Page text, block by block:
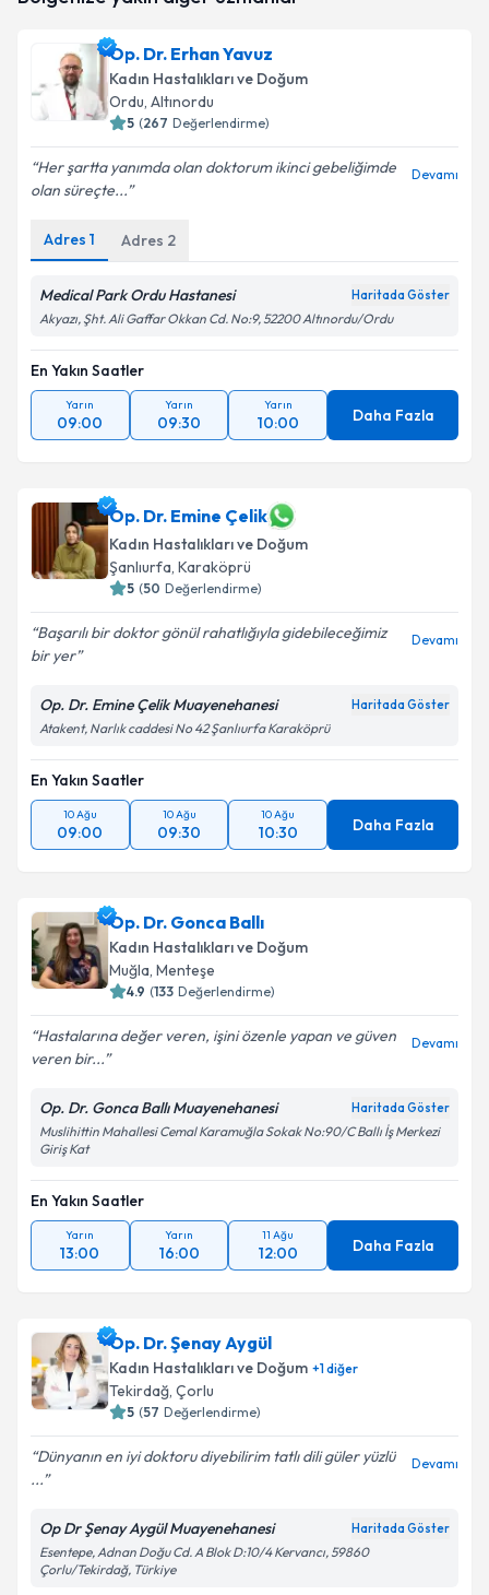
Op. Dr. Erhan Yavuz
Kadın Hastalıkları ve Doğum
Ordu, Altınordu
5 (267 Değerlendirme)
Her şartta yanımda olan doktorum ikinci gebeliğimde
olan süreçte...
Devamı
Adres 1 Adres 2
Medical Park Ordu Hastanesi Haritada Göster
Akyazı, Şht. Ali Gaffar Okkan Cd. No:9, 52200 Altınordu/Ordu
En Yakın Saatler
Yarın
09:00
Yarın
09:30
Yarın
10:00 Daha Fazla
Op. Dr. Emine Çelik
Kadın Hastalıkları ve Doğum
Şanlıurfa, Karaköprü
5 (50 Değerlendirme)
Başarılı bir doktor gönül rahatlığıyla gidebileceğimiz
bir yer
Devamı
Op. Dr. Emine Çelik Muayenehanesi Haritada Göster
Atakent, Narlık caddesi No 42 Şanlıurfa Karaköprü
En Yakın Saatler
10 Ağu
09:00
10 Ağu
09:30
10 Ağu
10:30 Daha Fazla
Op. Dr. Gonca Ballı
Kadın Hastalıkları ve Doğum
Muğla, Menteşe
4.9 (133 Değerlendirme)
Hastalarına değer veren, işini özenle yapan ve güven
veren bir...
Devamı
Op. Dr. Gonca Ballı Muayenehanesi Haritada Göster
Muslihittin Mahallesi Cemal Karamuğla Sokak No:90/C Ballı İş Merkezi
Giriş Kat
En Yakın Saatler
Yarın
13:00
Yarın
16:00
11 Ağu
12:00 Daha Fazla
Op. Dr. Şenay Aygül
Kadın Hastalıkları ve Doğum +1diğer
Tekirdağ, Çorlu
5 (57 Değerlendirme)
Dünyanın en iyi doktoru diyebilirim tatlı dili güler yüzlü
...
Devamı
Op Dr Şenay Aygül Muayenehanesi Haritada Göster
Esentepe, Adnan Doğu Cd. A Blok D:10/4 Kervancı, 59860
Çorlu/Tekirdağ, Türkiye